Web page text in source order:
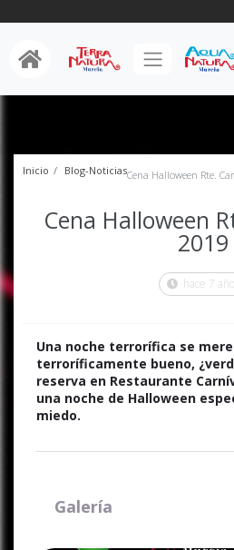
Inicio Blog-NoticiasCena Halloween Rte.
Cena Halloween
2019
hace 7
Una noche terrorífica se
terroríficamente bueno,
reserva en Restaurante
una noche de Halloween
miedo.
Galería